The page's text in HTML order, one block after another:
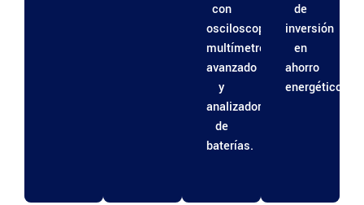
con
osciloscopio,
multímetro
avanzado
y
analizador
de
baterías.
de
inversión
en
ahorro
energético.